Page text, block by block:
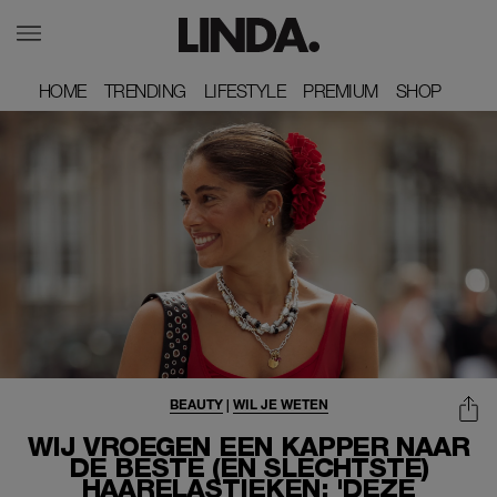
HOME
HOME TRENDING
TRENDING LIFESTYLE
LIFESTYLE PREMIUM
PREMIUM SHOP
SHOP
WIJ VROEGEN EEN KAPPER NAAR
DE BESTE (EN SLECHTSTE)
HAARELASTIEKEN: 'DEZE
BEAUTY| WIL JE WETEN